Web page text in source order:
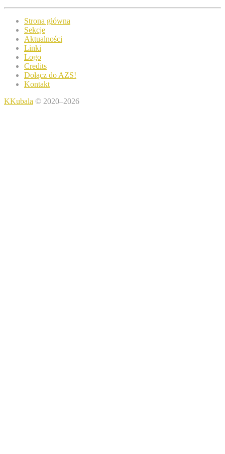
Strona główna
Sekcje
Aktualności
Linki
Logo
Credits
Dołącz do AZS!
Kontakt
KKubala © 2020–2026